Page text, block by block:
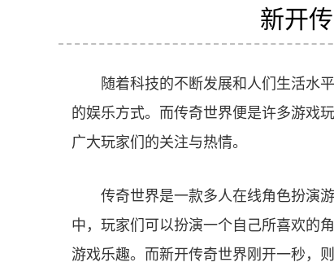
新开
随着科技的不断发展和人们生活水
的娱乐方式。而传奇世界便是许多游戏
广大玩家们的关注与热情。
传奇世界是一款多人在线角色扮演
中，玩家们可以扮演一个自己所喜欢的
游戏乐趣。而新开传奇世界刚开一秒，